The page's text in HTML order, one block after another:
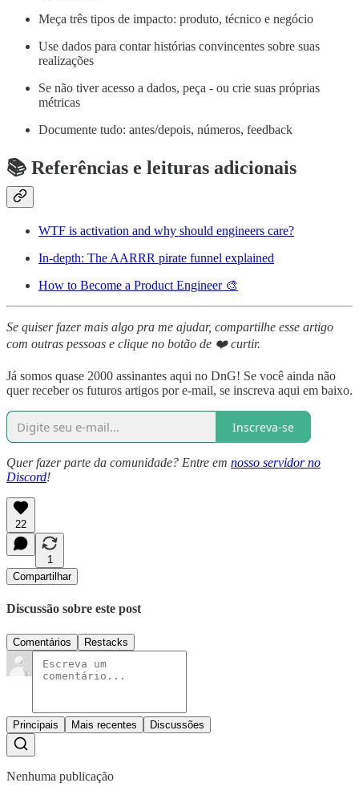
Meça três tipos de impacto: produto, técnico e negócio
Use dados para contar histórias convincentes sobre suas
realizações
Se não tiver acesso a dados, peça - ou crie suas próprias
métricas
Documente tudo: antes/depois, números, feedback
📚 Referências e leituras adicionais
WTF is activation and why should engineers care?
In-depth: The AARRR pirate funnel explained
How to Become a Product Engineer 🎨
Se quiser fazer mais algo pra me ajudar, compartilhe esse artigo
com outras pessoas e clique no botão de ❤️ curtir.
Já somos quase 2000 assinantes aqui no DnG! Se você ainda não
quer receber os futuros artigos por e-mail, se inscreva aqui em baixo.
Inscreva-se
Quer fazer parte da comunidade? Entre em nosso servidor no
Discord!
22
1
Compartilhar
Discussão sobre este post
Comentários Restacks
Principais Mais recentes Discussões
Nenhuma publicação